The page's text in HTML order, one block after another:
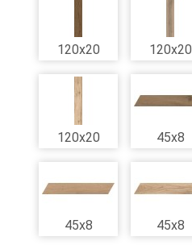
120x20 120x20
120x20 45x8
45x8 45x8